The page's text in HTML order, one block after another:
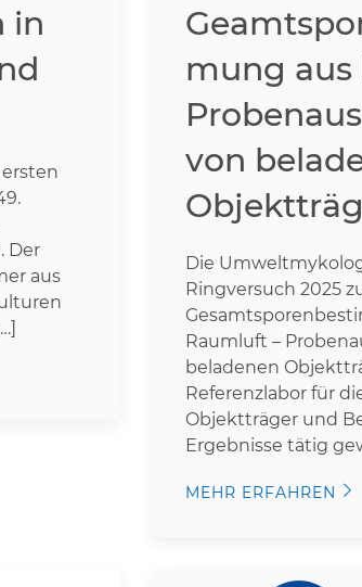
in
Der
aus
mung
von
Die
Ringversuch 2025
Raumluft –
beladenen
Referenzlabor für
Objektträger und
Ergebnisse tätig
MEHR ERFAHREN